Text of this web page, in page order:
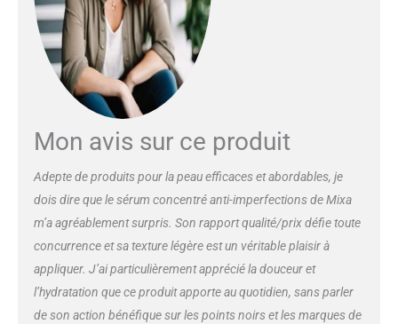
localement et superposés en
fonction des besoins de votre
peau Contenu : 1x Sérum
Concentré Anti-Imperfections
Mixa, 30 ml
Mon avis sur ce produit
Adepte de produits pour la peau efficaces et abordables, je
dois dire que le sérum concentré anti-imperfections de Mixa
m’a agréablement surpris. Son rapport qualité/prix défie toute
concurrence et sa texture légère est un véritable plaisir à
appliquer. J’ai particulièrement apprécié la douceur et
l’hydratation que ce produit apporte au quotidien, sans parler
de son action bénéfique sur les points noirs et les marques de